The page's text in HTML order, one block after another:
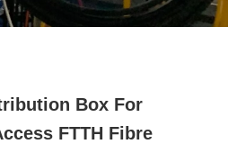
Box For
FTTH Fibre